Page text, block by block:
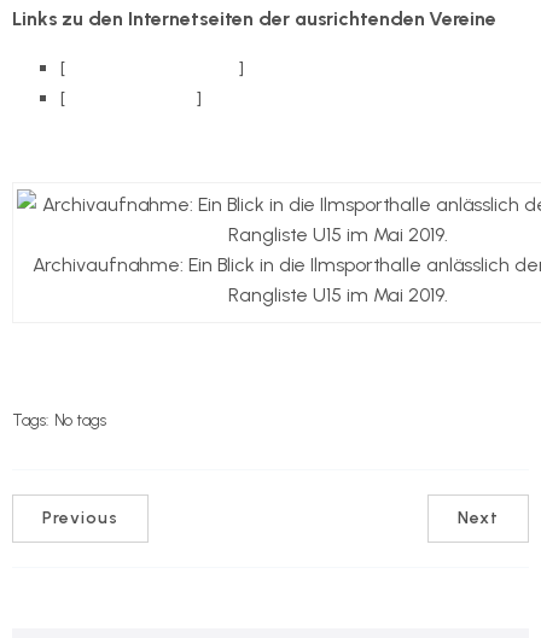
Links zu den Internetseiten der ausrichtenden Vereine
[SV 1880 Unterpörlitz ]
[1. Ilmenauer BC]
Archivaufnahme: Ein Blick in die Ilmsporthalle anlässlich
Rangliste U15 im Mai 2019.
Tags: No tags
Previous Next